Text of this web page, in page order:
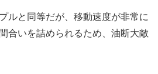
ルと同等だが、移動速度が非常に
合いを詰められるため、油断大敵